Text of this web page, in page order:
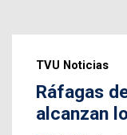
TVU Noticias
Ráfagas
alcanzan